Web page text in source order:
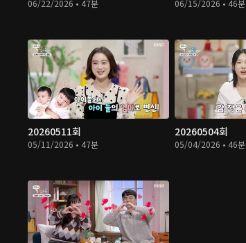
06/22/2026 • 47분 06/15/2026 • 46분
20260511회
05/11/2026 • 47분
20260504회
05/04/2026 • 46분